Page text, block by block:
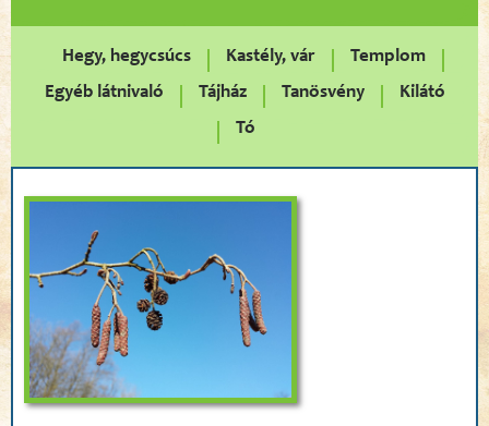
Hegy, hegycsúcs Kastély, vár
Templom
Egyéb látnivaló
Tájház Tanösvény
Kilátó
Tó